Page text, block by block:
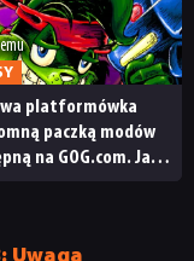
platformówka
paczką modów
na GOG.com. Jazz
Uwaga